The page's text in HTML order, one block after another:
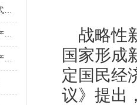
战略性
国家形成
定国民经
议》提出